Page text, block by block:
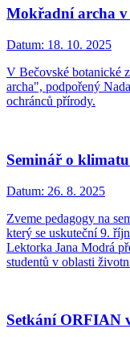
Mokřadní archa v
Datum: 18. 10. 2025
V Bečovské botanické
archa", podpořený
ochránců přírody.
Seminář o
Datum: 26. 8. 2025
Zveme pedagogy na
který se uskuteční 9.
Lektorka Jana Modrá
studentů v oblasti
Setkání ORFIAN